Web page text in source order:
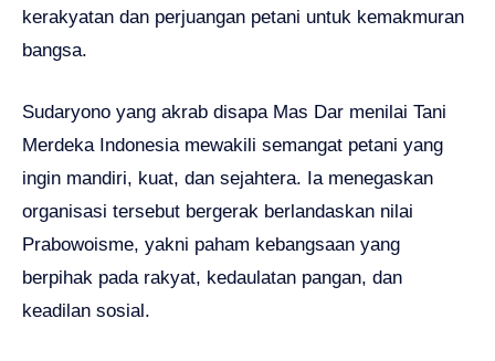
kerakyatan dan perjuangan petani untuk kemakmuran
bangsa.
Sudaryono yang akrab disapa Mas Dar menilai Tani
Merdeka Indonesia mewakili semangat petani yang
ingin mandiri, kuat, dan sejahtera. Ia menegaskan
organisasi tersebut bergerak berlandaskan nilai
Prabowoisme, yakni paham kebangsaan yang
berpihak pada rakyat, kedaulatan pangan, dan
keadilan sosial.